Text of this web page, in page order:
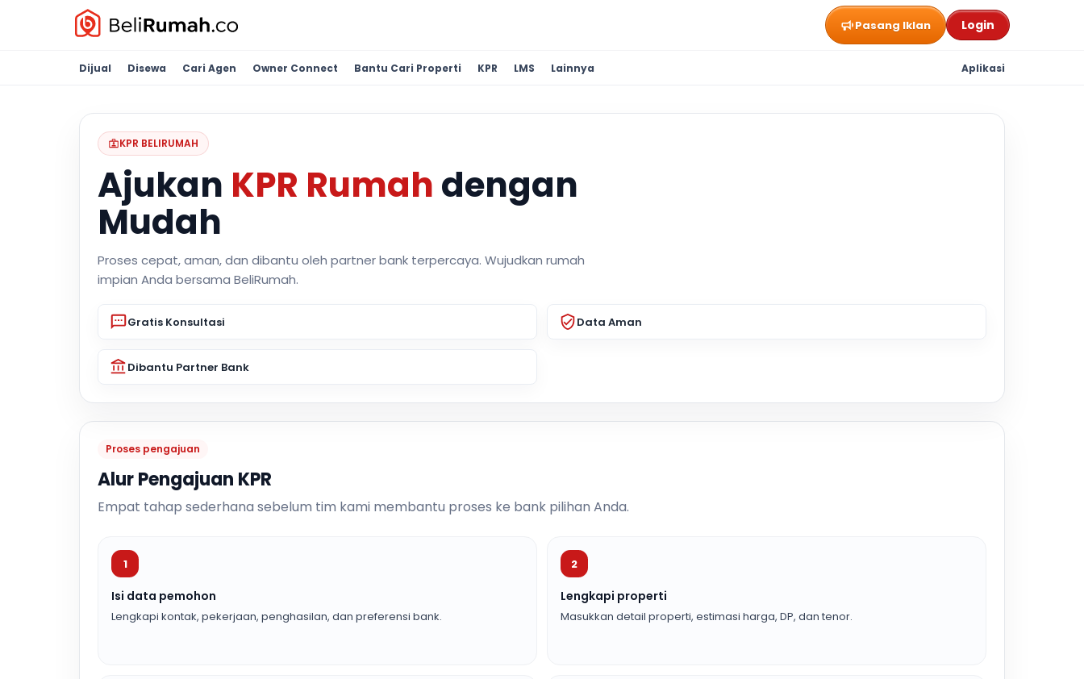
Pasang Iklan Login
Dijual Disewa Cari Agen Owner Connect Bantu Cari Properti KPR LMS Lainnya Aplikasi
KPR BELIRUMAH
Ajukan KPR Rumah dengan
Mudah
Proses cepat, aman, dan dibantu oleh partner bank terpercaya. Wujudkan rumah
impian Anda bersama BeliRumah.
Gratis Konsultasi Data Aman
Dibantu Partner Bank
Proses pengajuan
Alur Pengajuan KPR
Empat tahap sederhana sebelum tim kami membantu proses ke bank pilihan Anda.
1
Isi data pemohon
Lengkapi kontak, pekerjaan, penghasilan, dan preferensi bank.
2
Lengkapi properti
Masukkan detail properti, estimasi harga, DP, dan tenor.